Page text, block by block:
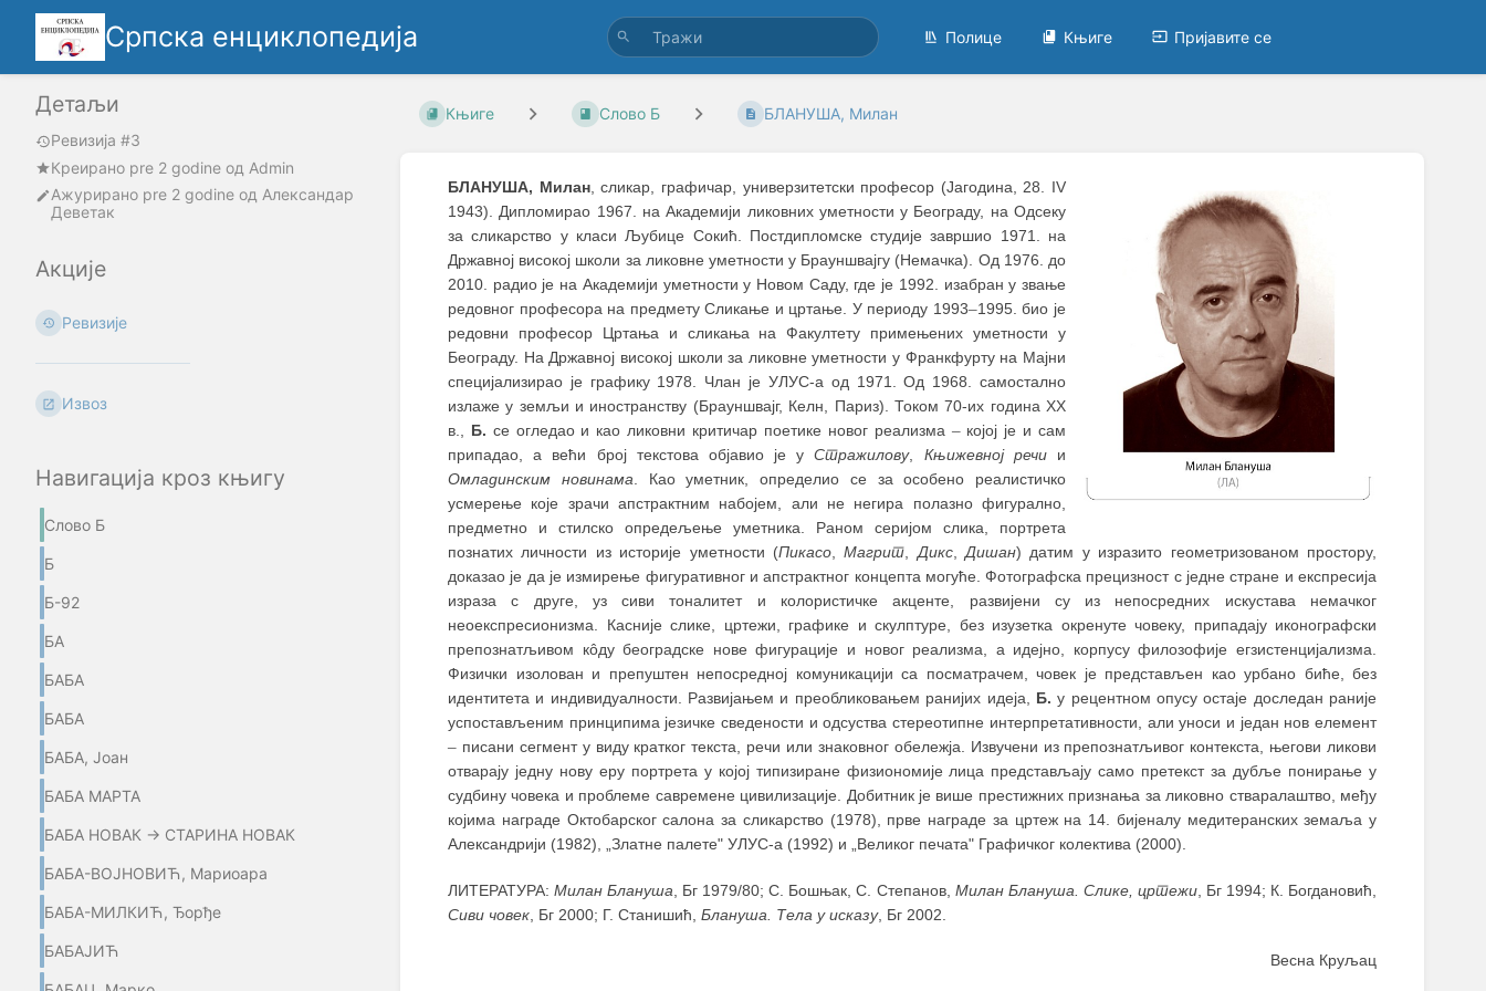
Српска енциклопедија Полице Књиге Пријавите се
Детаљи
Ревизија #3
Креирано pre 2 godine oд Admin
Ажурирано pre 2 godine од Александар
Деветак
Акције
Ревизије
Извоз
Навигација кроз књигу
Слово Б
Б
Б-92
БА
БАБА
БАБА
БАБА, Јоан
БАБА МАРТА
БАБА НОВАК → СТАРИНА НОВАК
БАБА-ВОЈНОВИЋ, Мариоара
БАБА-МИЛКИЋ, Ђорђе
БАБАЈИЋ
Књиге Слово Б БЛАНУША, Милан
БЛАНУША, Милан, сликар, графичар, универзитетски прoфесор (Јагодина, 28. IV
1943). Дипломирао 1967. на Академији ликовних уметности у Београду, на Одсеку
за сликарство у класи Љубице Сокић. Постдипломске студије завршио 1971. на
Државној високој школи за ликовне уметности у Брауншвајгу (Немачка). Од 1976. до
2010. радио је на Академији уметности у Новом Саду, где је 1992. изабран у звање
редовног професора на предмету Сликање и цртање. У периоду 1993–1995. био је
редовни професор Цртања и сликања на Факултету примењених уметности у
Београду. На Државној високој школи за ликовне уметности у Франкфурту на Мајни
специјализирао је графику 1978. Члан је УЛУС-а од 1971. Од 1968. самостално
излаже у земљи и иностранству (Брауншвајг, Келн, Париз). Током 70-их година XX
в., Б. се огледао и као ликовни критичар поетике новог реализма –којој је и сам
припадао, а већи број текстова објавио је уСтражилову, Књижевној речии
Омладинским новинама. Као уметник, определио се за особено реалистичко
усмерењe које зрачи апстрактним набојем, али не негира полазно фигурално,
предметно и стилско опредељење уметника. Раном серијом слика, портрета
познатих личности из историје уметности (Пикасо,Магрит,Дикс,Дишан) датим у изразито геометризованом простору,
доказао је да је измирење фигуративног и апстрактног концепта могуће. Фотографска прецизност с једне стране и експресија
израза с друге, уз сиви тоналитет и колористичке акценте, развијени су из непосредних искустава немачког
неоекспресионизма. Касније слике, цртежи, графике и скулптуре, без изузетка окренуте човеку, припадају иконографски
препознатљивом кôду београдске нове фигурације и новог реализма, а идејно, корпусу филозофије егзистенцијализма.
Физички изолован и препуштен непосредној комуникацији са посматрачем, човек је представљен као урбано биће, без
идентитета и индивидуалности. Развијањем и преобликовањем ранијих идеја, Б. у рецентном опусу остаје доследан раније
успостављеним принципима језичке сведености и одсуства стереотипне интерпретативности, али уноси и један нов елемент
– писани сегмент у виду кратког текста, речи или знаковног обележја. Извучени из препознатљивог контекста, његови ликови
отварају једну нову еру портрета у којој типизиране физиономије лица представљају само претекст за дубље понирање у
судбину човека и проблеме савремене цивилизације. Добитник је више престижних признања за ликовно стваралаштво, међу
којима награде Октобарског салона за сликарство (1978), прве награде за цртеж на 14. бијеналу медитеранских земаља у
Александрији (1982), „Златне палете" УЛУС-а (1992) и „Великог печата" Графичког колектива (2000).
ЛИТЕРАТУРА:Милан Блануша , Бг 1979/80; С. Бошњак, С. Степанов, Милан Блануша. Слике, цртежи, Бг 1994; К. Богдановић,
Сиви човек , Бг 2000; Г. Станишић, Блануша. Тела у исказу, Бг 2002.
Весна Круљац